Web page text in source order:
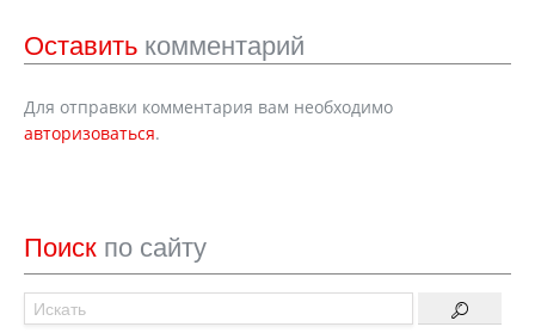
Оставить комментарий
Для отправки комментария вам необходимо
авторизоваться.
Поиск по сайту